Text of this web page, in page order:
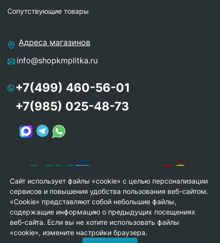
Сопутствующие товары
Адреса магазинов
info@shopkmplitka.ru
+7(499) 460-56-01
+7(985) 025-48-73
© Copyright 2013-2026 KERAMA MARAZZI, ООО «Гамма
Керамика»
Сайт использует файлы «cookie» с целью персонализации
сервисов и повышения удобства пользования веб-сайтом.
«Cookie» представляют собой небольшие файлы,
содержащие информацию о предыдущих посещениях
веб-сайта. Если вы не хотите использовать файлы
«cookie», измените настройки браузера.